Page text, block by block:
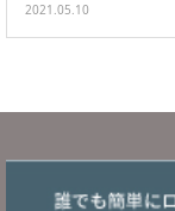
2021.05.10